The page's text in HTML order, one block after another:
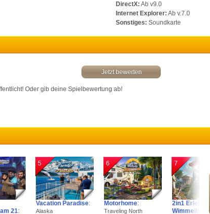
DirectX: Ab v9.0
Internet Explorer: Ab v.7.0
Sonstiges: Soundkarte
Jetzt bewerten
Oder gib deine Spielbewertung ab!
21:
5
Vacation Paradise:
Alaska
6
Motorhome:
Traveling North
7
2in1 Erlebnis
Wimmelbilder